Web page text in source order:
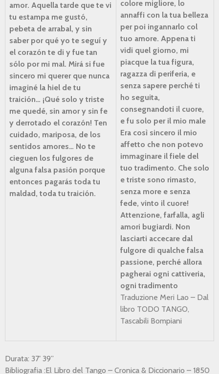
amor. Aquella tarde que te vi
tu estampa me gustó,
pebeta de arrabal, y sin
saber por qué yo te seguí y
el corazón te di y fue tan
sólo por mi mal. Mirá si fue
sincero mi querer que nunca
imaginé la hiel de tu
traición… ¡Qué solo y triste
me quedé, sin amor y sin fe
y derrotado el corazón! Ten
cuidado, mariposa, de los
sentidos amores… No te
cieguen los fulgores de
alguna falsa pasión porque
entonces pagarás toda tu
maldad, toda tu traición.
colore migliore, lo
annaffi con la tua belleza
per poi ingannarlo col
tuo amore. Appena ti
vidi quel giorno, mi
piacque la tua figura,
ragazza di periferia, e
senza sapere perché ti
ho seguita,
consegnandoti il cuore,
e fu solo per il mio male
Era così sincero il mio
affetto che non potevo
immaginare il fiele del
tuo tradimento. Che solo
e triste sono rimasto,
senza more e senza
fede, vinto il cuore!
Attenzione, farfalla, agli
amori bugiardi. Non
lasciarti accecare dal
fulgore di qualche falsa
passione, perché allora
pagherai ogni cattiveria,
ogni tradimento
Traduzione Meri Lao – Dal
libro TODO TANGO,
Tascabili Bompiani
Durata: 37′ 39”
Bibliografia :El Libro del Tango – Cronica & Diccionario – 1850